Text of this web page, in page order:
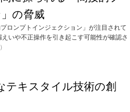
の脅威
ロンプトインジェクション」が注目されて
いや不正操作を引き起こす可能性が確認さ
キスタイル技術の創